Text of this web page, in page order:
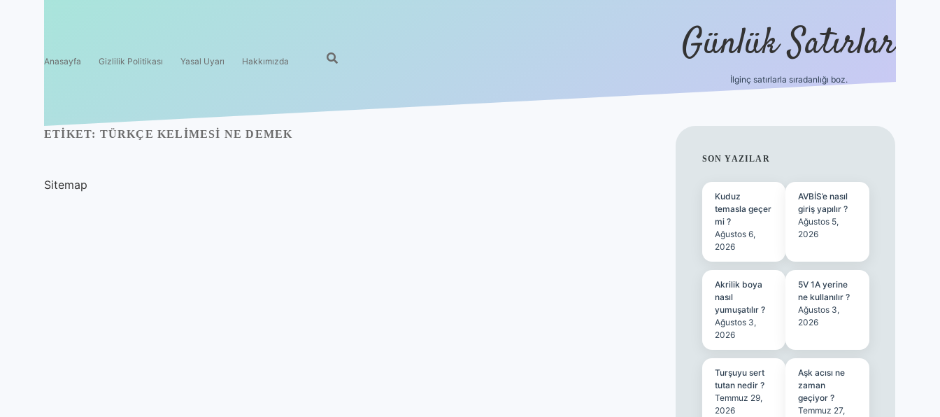
Anasayfa Gizlilik Politikası Yasal Uyarı Hakkımızda Günlük Satırlar
İlginç satırlarla sıradanlığı boz.
ETIKET: TÜRKÇE KELIMESI NE DEMEK
Sitemap
SIDEBAR
SON YAZILAR
Kuduz
temasla geçer
mi ?
Ağustos 6,
2026
AVBİS’e nasıl
giriş yapılır ?
Ağustos 5,
2026
Akrilik boya
nasıl
yumuşatılır ?
Ağustos 3,
2026
5V 1A yerine
ne kullanılır ?
Ağustos 3,
2026
Turşuyu sert
tutan nedir ?
Temmuz 29,
2026
Aşk acısı ne
zaman
geçiyor ?
Temmuz 27,
ilbet giriş